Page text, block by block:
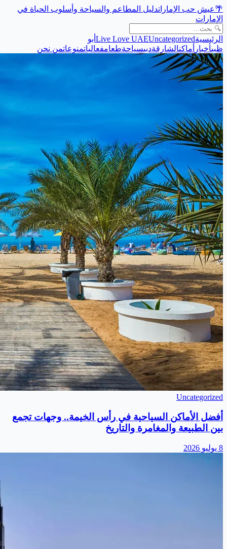
🌴عيش حب الإماراتدليل المطاعم والسياحة وأسلوب الحياة في
الإمارات
الرئيسية Live Love UAEUncategorized
أبو
ظبيأخبار أماكنالشارقةدبيسياحةطعامفعالياتمنوعاتمن نحن
Uncategorized
أفضل الأماكن السياحية في رأس الخيمة.. وجهات تجمع
بين الطبيعة والمغامرة والتاريخ
8 يوليو 2026